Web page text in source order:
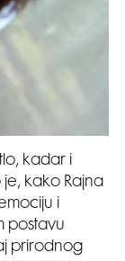
kadar i
kako Rajna
i
postavu
prirodnog